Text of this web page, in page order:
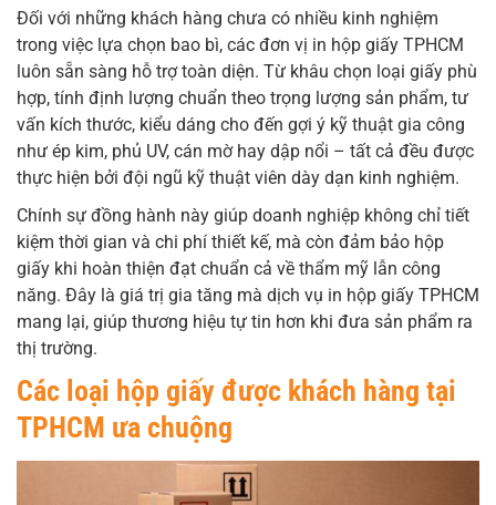
Đối với những khách hàng chưa có nhiều kinh nghiệm
trong việc lựa chọn bao bì, các đơn vị in hộp giấy TPHCM
luôn sẵn sàng hỗ trợ toàn diện. Từ khâu chọn loại giấy phù
hợp, tính định lượng chuẩn theo trọng lượng sản phẩm, tư
vấn kích thước, kiểu dáng cho đến gợi ý kỹ thuật gia công
như ép kim, phủ UV, cán mờ hay dập nổi – tất cả đều được
thực hiện bởi đội ngũ kỹ thuật viên dày dạn kinh nghiệm.
Chính sự đồng hành này giúp doanh nghiệp không chỉ tiết
kiệm thời gian và chi phí thiết kế, mà còn đảm bảo hộp
giấy khi hoàn thiện đạt chuẩn cả về thẩm mỹ lẫn công
năng. Đây là giá trị gia tăng mà dịch vụ in hộp giấy TPHCM
mang lại, giúp thương hiệu tự tin hơn khi đưa sản phẩm ra
thị trường.
Các loại hộp giấy được khách hàng tại
TPHCM ưa chuộng